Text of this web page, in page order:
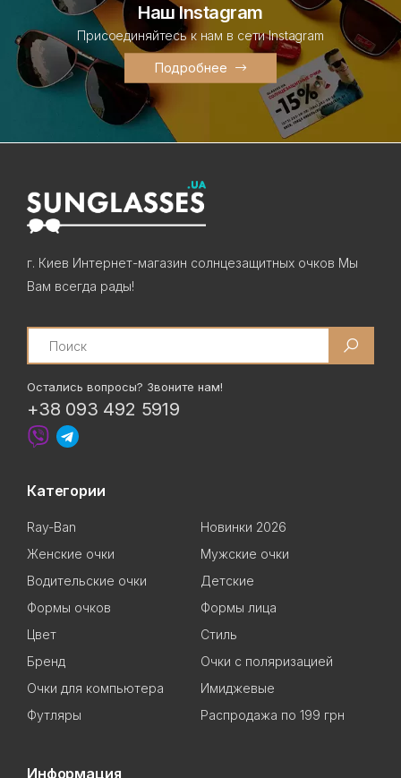
Наш Instagram
Присоединяйтесь к нам в сети Instagram
Подробнее
г. Киев Интернет-магазин солнцезащитных очков Мы
Вам всегда рады!
Search
Остались вопросы? Звоните нам!
+38 093 492 5919
Категории
Ray-Ban
Новинки 2026
Женские очки
Мужские очки
Водительские очки
Детские
Формы очков
Формы лица
Цвет
Стиль
Бренд
Очки с поляризацией
Очки для компьютера
Имиджевые
Футляры
Распродажа по 199 грн
Информация